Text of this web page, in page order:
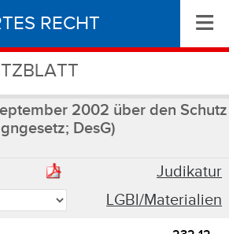
RECHT ≡
2002 über den Schutz
DesG)
Judikatur
LGBl/Materialien